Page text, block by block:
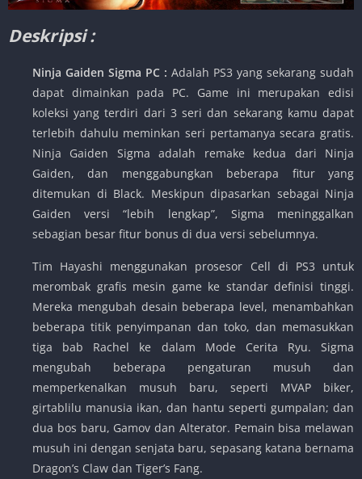
Deskripsi :
Ninja Gaiden Sigma PC : Adalah PS3 yang sekarang sudah
dapat dimainkan pada PC. Game ini merupakan edisi
koleksi yang terdiri dari 3 seri dan sekarang kamu dapat
terlebih dahulu meminkan seri pertamanya secara gratis.
Ninja Gaiden Sigma adalah remake kedua dari Ninja
Gaiden, dan menggabungkan beberapa fitur yang
ditemukan di Black. Meskipun dipasarkan sebagai Ninja
Gaiden versi “lebih lengkap”, Sigma meninggalkan
sebagian besar fitur bonus di dua versi sebelumnya.
Tim Hayashi menggunakan prosesor Cell di PS3 untuk
merombak grafis mesin game ke standar definisi tinggi.
Mereka mengubah desain beberapa level, menambahkan
beberapa titik penyimpanan dan toko, dan memasukkan
tiga bab Rachel ke dalam Mode Cerita Ryu. Sigma
mengubah beberapa pengaturan musuh dan
memperkenalkan musuh baru, seperti MVAP biker,
girtablilu manusia ikan, dan hantu seperti gumpalan; dan
dua bos baru, Gamov dan Alterator. Pemain bisa melawan
musuh ini dengan senjata baru, sepasang katana bernama
Dragon’s Claw dan Tiger’s Fang.